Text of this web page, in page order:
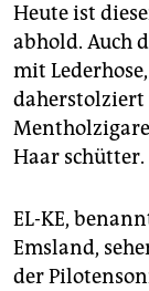
Heute ist
abhold. Auch
mit
daherstolziert
Haar schütter.
EL-KE,
Emsland,
der